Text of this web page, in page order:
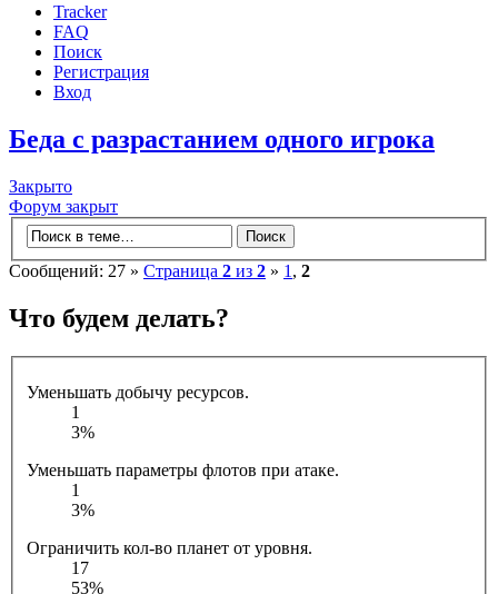
Tracker
FAQ
Поиск
Регистрация
Вход
Беда с разрастанием одного игрока
Закрыто
Форум закрыт
Сообщений: 27 » Страница 2 из 2 » 1 , 2
Что будем делать?
Уменьшать добычу ресурсов.
1
3%
Уменьшать параметры флотов при атаке.
1
3%
Ограничить кол-во планет от уровня.
17
53%